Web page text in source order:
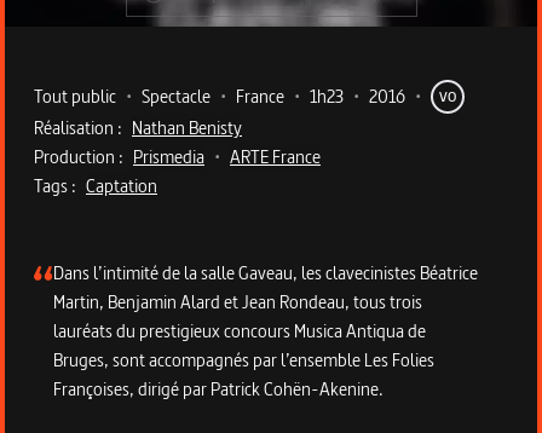
Metadata du programme
Tout public • Spectacle • France • 1h23 • 2016 • VO
Réalisation : Nathan Benisty
Production : Prismedia • ARTE France
Tags : Captation
Dans l’intimité de la salle Gaveau, les clavecinistes Béatrice
Martin, Benjamin Alard et Jean Rondeau, tous trois
lauréats du prestigieux concours Musica Antiqua de
Bruges, sont accompagnés par l’ensemble Les Folies
Françoises, dirigé par Patrick Cohën-Akenine.